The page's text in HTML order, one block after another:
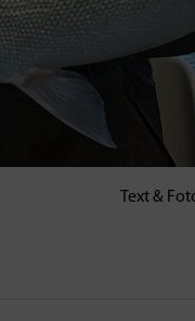
Text &